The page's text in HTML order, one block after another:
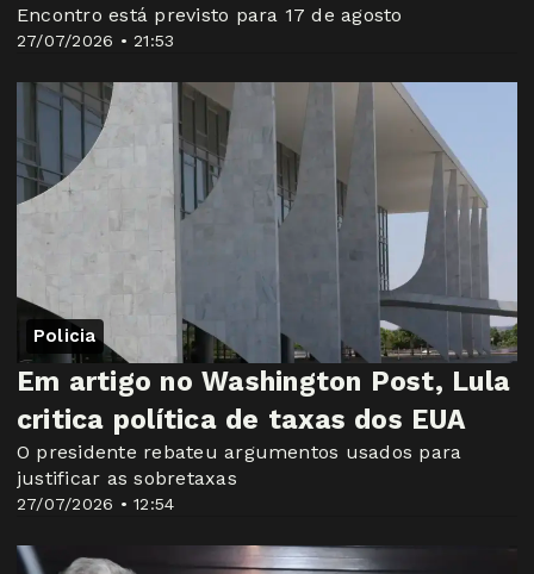
27/07/2026 • 21:53
Encontro está previsto para 17 de agosto
Policia
27/07/2026 • 12:54
Em artigo no Washington Post, Lula
critica política de taxas dos EUA
O presidente rebateu argumentos usados para
justificar as sobretaxas